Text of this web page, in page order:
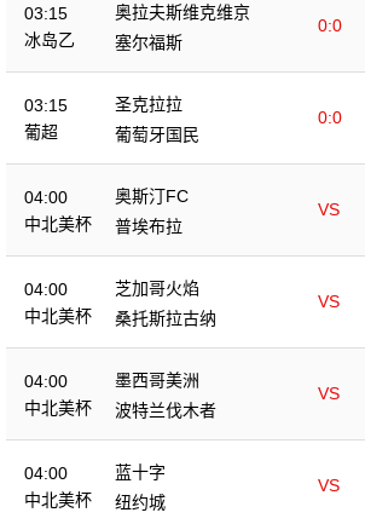
03:15
冰岛乙
奥拉夫斯维克维京
0:0
塞尔福斯
03:15
葡超
圣克拉拉
0:0
葡萄牙国民
04:00
中北美杯
奥斯汀FC
VS
普埃布拉
04:00
中北美杯
芝加哥火焰
VS
桑托斯拉古纳
04:00
中北美杯
墨西哥美洲
VS
波特兰伐木者
04:00
中北美杯
蓝十字
VS
纽约城